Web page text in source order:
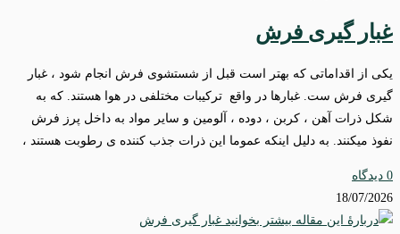
غبار گیری فرش
یکی از اقداماتی که بهتر است قبل از شستشوی فرش انجام شود ، غبار
گیری فرش ست. غبارها در واقع ترکیبات مختلفی در هوا هستند. که به
شکل ذرات آهن ، کربن ، دوده ، آلومین و سایر مواد به داخل پرز فرش
نفوذ میکنند. به دلیل اینکه عموما این ذرات جذب کننده ی رطوبت هستند ،
0 دیدگاه
18/07/2026